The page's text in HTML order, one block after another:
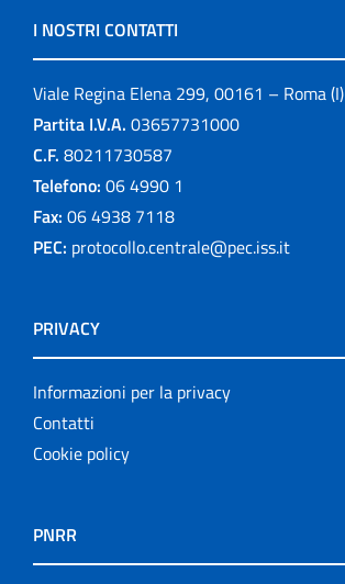
I NOSTRI CONTATTI
Viale Regina Elena 299, 00161 – Roma (I)
Partita I.V.A. 03657731000
C.F. 80211730587
Telefono: 06 4990 1
Fax: 06 4938 7118
PEC: protocollo.centrale@pec.iss.it
PRIVACY
Informazioni per la privacy
Contatti
Cookie policy
PNRR